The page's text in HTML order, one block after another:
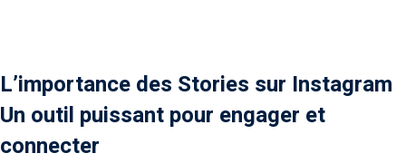
L’importance des Stories sur Instagram
Un outil puissant pour engager et
connecter